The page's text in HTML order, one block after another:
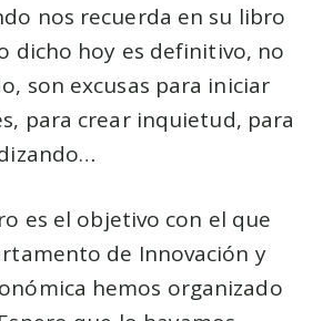
nos recuerda en su libro
dicho hoy es definitivo, no
son excusas para iniciar
para crear inquietud, para
es el objetivo con el que
de Innovación y
hemos organizado